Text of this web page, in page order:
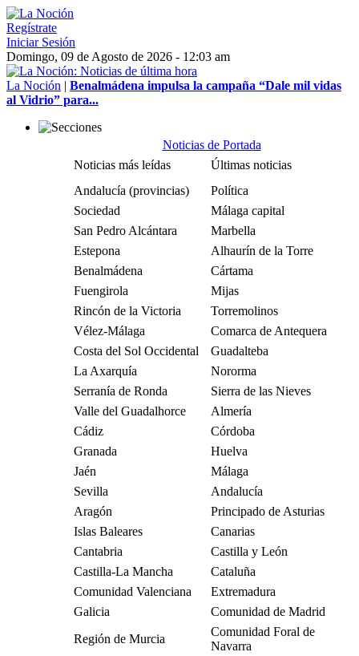
Regístrate
Iniciar Sesión
Domingo, 09 de Agosto de 2026 - 12:03 am
La Noción | Benalmádena impulsa la campaña “Dale mil vidas
al Vidrio” para...
Noticias de Portada
Noticias más leídas
Últimas noticias
Andalucía (provincias)
Política
Sociedad
Málaga capital
San Pedro Alcántara
Marbella
Estepona
Alhaurín de la Torre
Benalmádena
Cártama
Fuengirola
Mijas
Rincón de la Victoria
Torremolinos
Vélez-Málaga
Comarca de Antequera
Costa del Sol Occidental
Guadalteba
La Axarquía
Nororma
Serranía de Ronda
Sierra de las Nieves
Valle del Guadalhorce
Almería
Cádiz
Córdoba
Granada
Huelva
Jaén
Málaga
Sevilla
Andalucía
Aragón
Principado de Asturias
Islas Baleares
Canarias
Cantabria
Castilla y León
Castilla-La Mancha
Cataluña
Comunidad Valenciana
Extremadura
Galicia
Comunidad de Madrid
Región de Murcia
Comunidad Foral de
Navarra